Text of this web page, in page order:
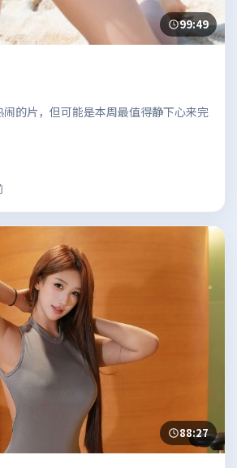
99:49
的片，但可能是本周最值得静下心来完
88:27